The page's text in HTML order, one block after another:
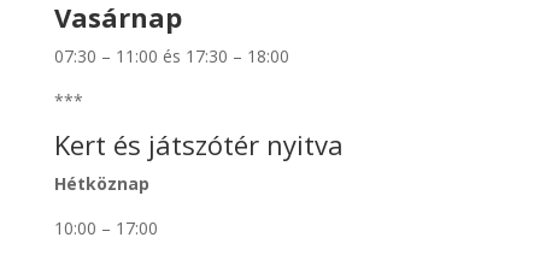
Vasárnap
07:30 – 11:00 és 17:30 – 18:00
***
Kert és játszótér nyitva
Hétköznap
10:00 – 17:00